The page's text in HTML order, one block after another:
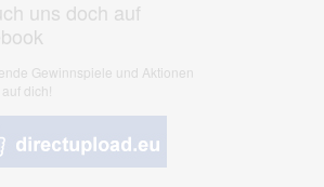
uns doch auf
Gewinnspiele und Aktionen
dich!